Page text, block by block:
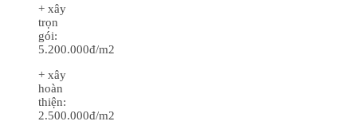
+ xây
trọn
gói:
5.200.000đ/m2
+ xây
hoàn
thiện:
2.500.000đ/m2